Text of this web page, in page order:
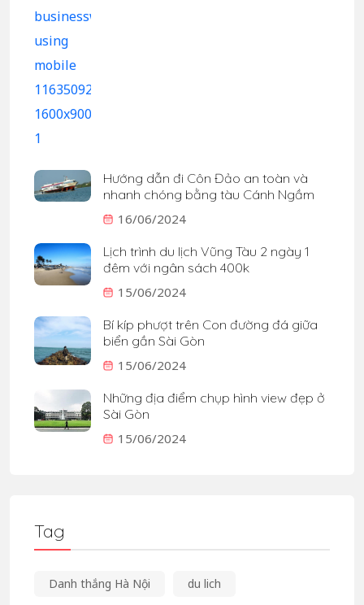
Hướng dẫn đi Côn Đảo an toàn và
nhanh chóng bằng tàu Cánh Ngầm
16/06/2024
Lịch trình du lịch Vũng Tàu 2 ngày 1
đêm với ngân sách 400k
15/06/2024
Bí kíp phượt trên Con đường đá giữa
biển gần Sài Gòn
15/06/2024
Những địa điểm chụp hình view đẹp ở
Sài Gòn
15/06/2024
Tag
Danh thắng Hà Nội du lich